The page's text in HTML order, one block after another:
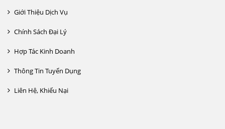
Giới Thiệu Dịch Vụ
Chính Sách Đại Lý
Hợp Tác Kinh Doanh
Thông Tin Tuyển Dụng
Liên Hệ, Khiếu Nại